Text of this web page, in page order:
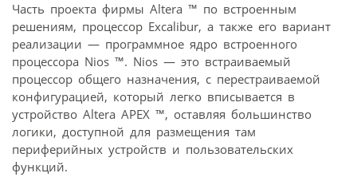
Часть проекта фирмы Altera ™ по встроенным
решениям, процессор Excalibur, а также его вариант
реализации — программное ядро встроенного
процессора Nios ™. Nios — это встраиваемый
процессор общего назначения, с перестраиваемой
конфигурацией, который легко вписывается в
устройство Altera APEX ™, оставляя большинство
логики, доступной для размещения там
периферийных устройств и пользовательских
функций.